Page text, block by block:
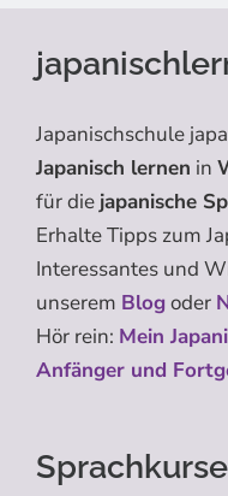
Japanischschule
Japanisch lernen in
für die japanische
Erhalte Tipps zum
Interessantes und
unserem Blogoder
Hör rein: Mein
Anfänger und
Sprachkurse